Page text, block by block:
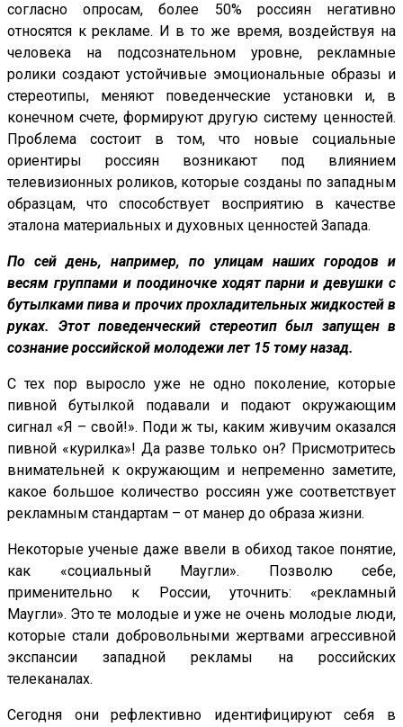
согласно опросам, более 50% россиян негативно
относятся к рекламе. И в то же время, воздействуя на
человека на подсознательном уровне, рекламные
ролики создают устойчивые эмоциональные образы и
стереотипы, меняют поведенческие установки и, в
конечном счете, формируют другую систему ценностей.
Проблема состоит в том, что новые социальные
ориентиры россиян возникают под влиянием
телевизионных роликов, которые созданы по западным
образцам, что способствует восприятию в качестве
эталона материальных и духовных ценностей Запада.
По сей день, например, по улицам наших городов и
весям группами и поодиночке ходят парни и девушки с
бутылками пива и прочих прохладительных жидкостей в
руках. Этот поведенческий стереотип был запущен в
сознание российской молодежи лет 15 тому назад.
С тех пор выросло уже не одно поколение, которые
пивной бутылкой подавали и подают окружающим
сигнал «Я – свой!». Поди ж ты, каким живучим оказался
пивной «курилка»! Да разве только он? Присмотритесь
внимательней к окружающим и непременно заметите,
какое большое количество россиян уже соответствует
рекламным стандартам – от манер до образа жизни.
Некоторые ученые даже ввели в обиход такое понятие,
как «социальный Маугли». Позволю себе,
применительно к России, уточнить: «рекламный
Маугли». Это те молодые и уже не очень молодые люди,
которые стали добровольными жертвами агрессивной
экспансии западной рекламы на российских
телеканалах.
Сегодня они рефлективно идентифицируют себя в